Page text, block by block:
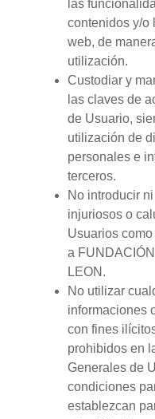
las
contenidos y/o
web, de
utilización.
Custodiar y
las claves de
de Usuario,
utilización de
personales e
terceros.
No introducir
injuriosos o
Usuarios
a
LEON.
No utilizar
informaciones
con fines
prohibidos en
Generales de
condiciones
establezcan